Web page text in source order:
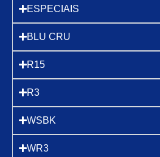
ESPECIAIS
BLU CRU
R15
R3
WSBK
WR3